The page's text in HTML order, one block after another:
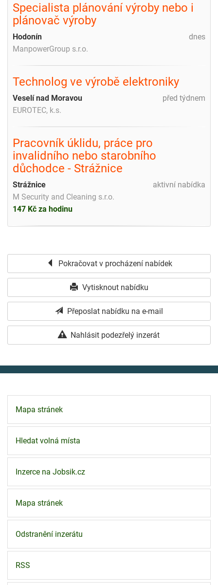
Specialista plánování výroby nebo i
plánovač výroby
dnes
Hodonín
ManpowerGroup s.r.o.
Technolog ve výrobě elektroniky
před týdnem
Veselí nad Moravou
EUROTEC, k.s.
Pracovník úklidu, práce pro
invalidního nebo starobního
důchodce - Strážnice
aktivní nabídka
Strážnice
M Security and Cleaning s.r.o.
147 Kč za hodinu
Pokračovat v procházení nabídek
Vytisknout nabídku
Přeposlat nabídku na e-mail
Nahlásit podezřelý inzerát
Mapa stránek
Hledat volná místa
Inzerce na Jobsik.cz
Mapa stránek
Odstranění inzerátu
RSS